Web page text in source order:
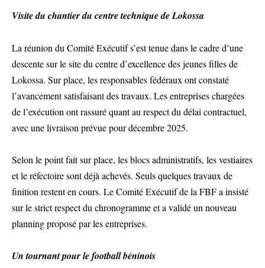
Visite du chantier du centre technique de Lokossa
La réunion du Comité Exécutif s’est tenue dans le cadre d’une
descente sur le site du centre d’excellence des jeunes filles de
Lokossa. Sur place, les responsables fédéraux ont constaté
l’avancement satisfaisant des travaux. Les entreprises chargées
de l’exécution ont rassuré quant au respect du délai contractuel,
avec une livraison prévue pour décembre 2025.
Selon le point fait sur place, les blocs administratifs, les vestiaires
et le réfectoire sont déjà achevés. Seuls quelques travaux de
finition restent en cours. Le Comité Exécutif de la FBF a insisté
sur le strict respect du chronogramme et a validé un nouveau
planning proposé par les entreprises.
Un tournant pour le football béninois